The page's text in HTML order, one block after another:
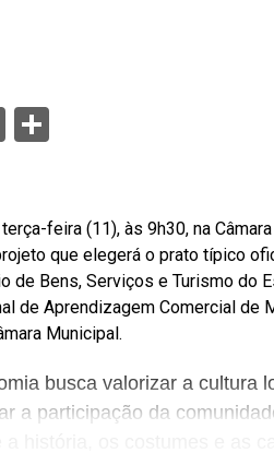
LinkedIn
feira (11), às 9h30, na
que elegerá o prato típico
de Bens, Serviços e Turismo do
de Aprendizagem Comercial de
Municipal.
busca valorizar a cultura
a participação da